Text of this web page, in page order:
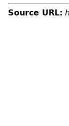
Source URL: